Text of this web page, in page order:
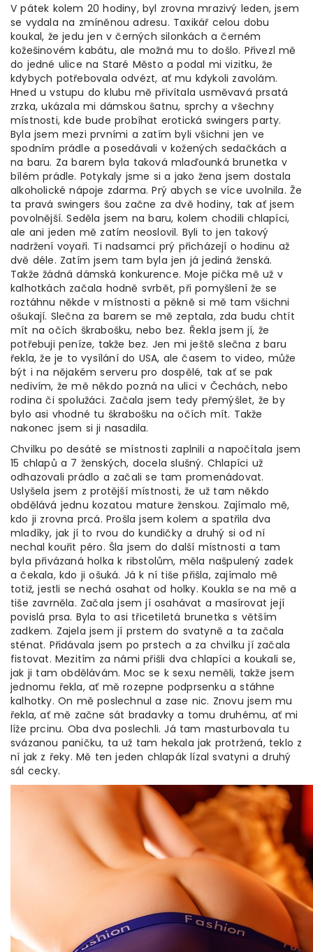
V pátek kolem 20 hodiny, byl zrovna mrazivý leden, jsem
se vydala na zmíněnou adresu. Taxikář celou dobu
koukal, že jedu jen v černých silonkách a černém
kožešinovém kabátu, ale možná mu to došlo. Přivezl mě
do jedné ulice na Staré Město a podal mi vizitku, že
kdybych potřebovala odvézt, ať mu kdykoli zavolám.
Hned u vstupu do klubu mě přivítala usměvavá prsatá
zrzka, ukázala mi dámskou šatnu, sprchy a všechny
místnosti, kde bude probíhat erotická swingers party.
Byla jsem mezi prvními a zatím byli všichni jen ve
spodním prádle a posedávali v kožených sedačkách a
na baru. Za barem byla taková mlaďounká brunetka v
bílém prádle. Potykaly jsme si a jako žena jsem dostala
alkoholické nápoje zdarma. Prý abych se více uvolnila. Že
ta pravá swingers šou začne za dvě hodiny, tak ať jsem
povolnější. Seděla jsem na baru, kolem chodili chlapíci,
ale ani jeden mě zatím neoslovil. Byli to jen takový
nadržení voyaři. Ti nadsamci prý přicházejí o hodinu až
dvě déle. Zatím jsem tam byla jen já jediná ženská.
Takže žádná dámská konkurence. Moje pička mě už v
kalhotkách začala hodně svrbět, při pomyšlení že se
roztáhnu někde v místnosti a pěkně si mě tam všichni
ošukají. Slečna za barem se mě zeptala, zda budu chtít
mít na očích škrabošku, nebo bez. Řekla jsem jí, že
potřebuji peníze, takže bez. Jen mi ještě slečna z baru
řekla, že je to vysílání do USA, ale časem to video, může
být i na nějakém serveru pro dospělé, tak ať se pak
nedivím, že mě někdo pozná na ulici v Čechách, nebo
rodina či spolužáci. Začala jsem tedy přemýšlet, že by
bylo asi vhodné tu škrabošku na očích mít. Takže
nakonec jsem si ji nasadila.
Chvilku po desáté se místnosti zaplnili a napočítala jsem
15 chlapů a 7 ženských, docela slušný. Chlapíci už
odhazovali prádlo a začali se tam promenádovat.
Uslyšela jsem z protější místnosti, že už tam někdo
obdělává jednu kozatou mature ženskou. Zajímalo mě,
kdo ji zrovna prcá. Prošla jsem kolem a spatřila dva
mladíky, jak jí to rvou do kundičky a druhý si od ní
nechal kouřit péro. Šla jsem do další místnosti a tam
byla přivázaná holka k ribstolům, měla našpulený zadek
a čekala, kdo ji ošuká. Já k ní tiše přišla, zajímalo mě
totiž, jestli se nechá osahat od holky. Koukla se na mě a
tiše zavrněla. Začala jsem jí osahávat a masírovat její
povislá prsa. Byla to asi třicetiletá brunetka s větším
zadkem. Zajela jsem jí prstem do svatyně a ta začala
sténat. Přidávala jsem po prstech a za chvilku jí začala
fistovat. Mezitím za námi přišli dva chlapíci a koukali se,
jak ji tam obdělávám. Moc se k sexu neměli, takže jsem
jednomu řekla, ať mě rozepne podprsenku a stáhne
kalhotky. On mě poslechnul a zase nic. Znovu jsem mu
řekla, ať mě začne sát bradavky a tomu druhému, ať mi
líže prcinu. Oba dva poslechli. Já tam masturbovala tu
svázanou paničku, ta už tam hekala jak protržená, teklo z
ní jak z řeky. Mě ten jeden chlapák lízal svatyni a druhý
sál cecky.